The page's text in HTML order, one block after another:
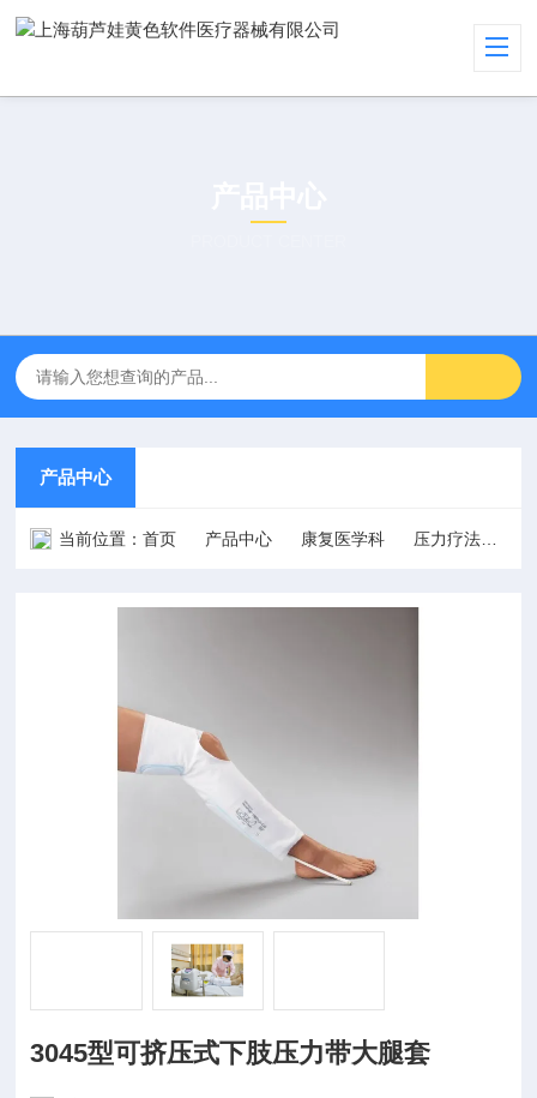
产品中心
当前位置：首页 产品中心 康复医学科 压力疗法
3045型可挤压式下肢压力带大腿套